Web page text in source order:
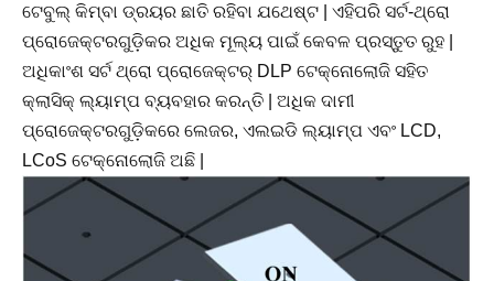
ଟେବୁଲ୍ କିମ୍ବା ଡ୍ରୟର ଛାତି ରହିବା ଯଥେଷ୍ଟ | ଏହିପରି ସର୍ଟ-ଥ୍ରୋ
ପ୍ରୋଜେକ୍ଟରଗୁଡ଼ିକର ଅଧିକ ମୂଲ୍ୟ ପାଇଁ କେବଳ ପ୍ରସ୍ତୁତ ରୁହ |
ଅଧିକାଂଶ ସର୍ଟ ଥ୍ରୋ ପ୍ରୋଜେକ୍ଟର୍ DLP ଟେକ୍ନୋଲୋଜି ସହିତ
କ୍ଲାସିକ୍ ଲ୍ୟାମ୍ପ ବ୍ୟବହାର କରନ୍ତି | ଅଧିକ ଦାମୀ
ପ୍ରୋଜେକ୍ଟରଗୁଡ଼ିକରେ ଲେଜର, ଏଲଇଡି ଲ୍ୟାମ୍ପ ଏବଂ LCD,
LCoS ଟେକ୍ନୋଲୋଜି ଅଛି |